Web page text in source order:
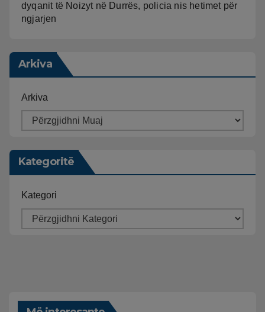
dyqanit të Noizyt në Durrës, policia nis hetimet për
ngjarjen
Arkiva
Arkiva
Kategoritë
Kategori